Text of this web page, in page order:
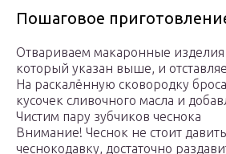
Пошаговое
Отвариваем макаронные изделия
который указан выше, и
На раскалённую сковородку
кусочек сливочного масла и
Чистим пару зубчиков чеснока
Внимание! Чеснок не стоит
чеснокодавку, достаточно